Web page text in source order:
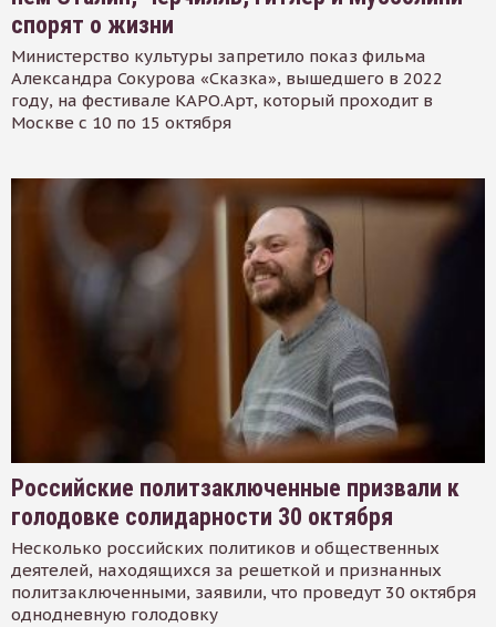
спорят о жизни
Министерство культуры запретило показ фильма
Александра Сокурова «Сказка», вышедшего в 2022
году, на фестивале КАРО.Арт, который проходит в
Москве с 10 по 15 октября
Российские политзаключенные призвали к
голодовке солидарности 30 октября
Несколько российских политиков и общественных
деятелей, находящихся за решеткой и признанных
политзаключенными, заявили, что проведут 30 октября
однодневную голодовку